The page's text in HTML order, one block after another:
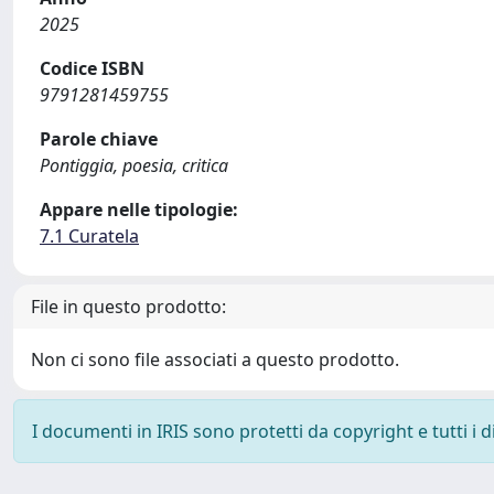
2025
Codice ISBN
9791281459755
Parole chiave
Pontiggia, poesia, critica
Appare nelle tipologie:
7.1 Curatela
File in questo prodotto:
Non ci sono file associati a questo prodotto.
I documenti in IRIS sono protetti da copyright e tutti i